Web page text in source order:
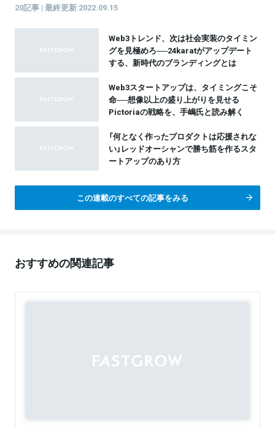
20記事 | 最終更新 2022.09.15
Web3トレンド、次は社会実装のタイミン
グを見極めろ──24karatがアップデート
する、新時代のブランディングとは
Web3スタートアップは、タイミングこそ
命──想像以上の盛り上がりを見せる
Pictoriaの戦略を、手嶋氏と読み解く
「何となく作ったプロダクトは応援されな
い」レッドオーシャンで勝ち筋を作るスタ
ートアップのあり方
この連載のすべての記事をみる
おすすめの関連記事